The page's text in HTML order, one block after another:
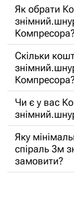
Як обрати
Скільки
Чи є у вас
Яку
спіраль 3м
замовити?